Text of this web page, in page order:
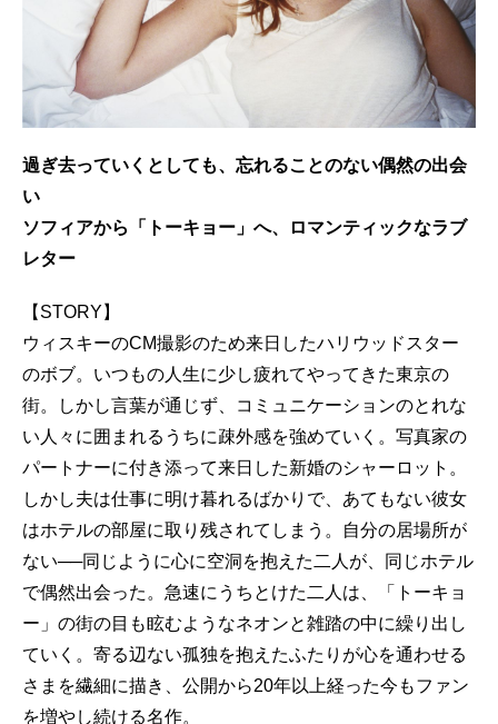
過ぎ去っていくとしても、忘れることのない偶然の出会
い
ソフィアから「トーキョー」へ、ロマンティックなラブ
レター
【STORY】
ウィスキーのCM撮影のため来日したハリウッドスター
のボブ。いつもの人生に少し疲れてやってきた東京の
街。しかし言葉が通じず、コミュニケーションのとれな
い人々に囲まれるうちに疎外感を強めていく。写真家の
パートナーに付き添って来日した新婚のシャーロット。
しかし夫は仕事に明け暮れるばかりで、あてもない彼女
はホテルの部屋に取り残されてしまう。自分の居場所が
ない──同じように心に空洞を抱えた二人が、同じホテル
で偶然出会った。急速にうちとけた二人は、「トーキョ
ー」の街の目も眩むようなネオンと雑踏の中に繰り出し
ていく。寄る辺ない孤独を抱えたふたりが心を通わせる
さまを繊細に描き、公開から20年以上経った今もファン
を増やし続ける名作。